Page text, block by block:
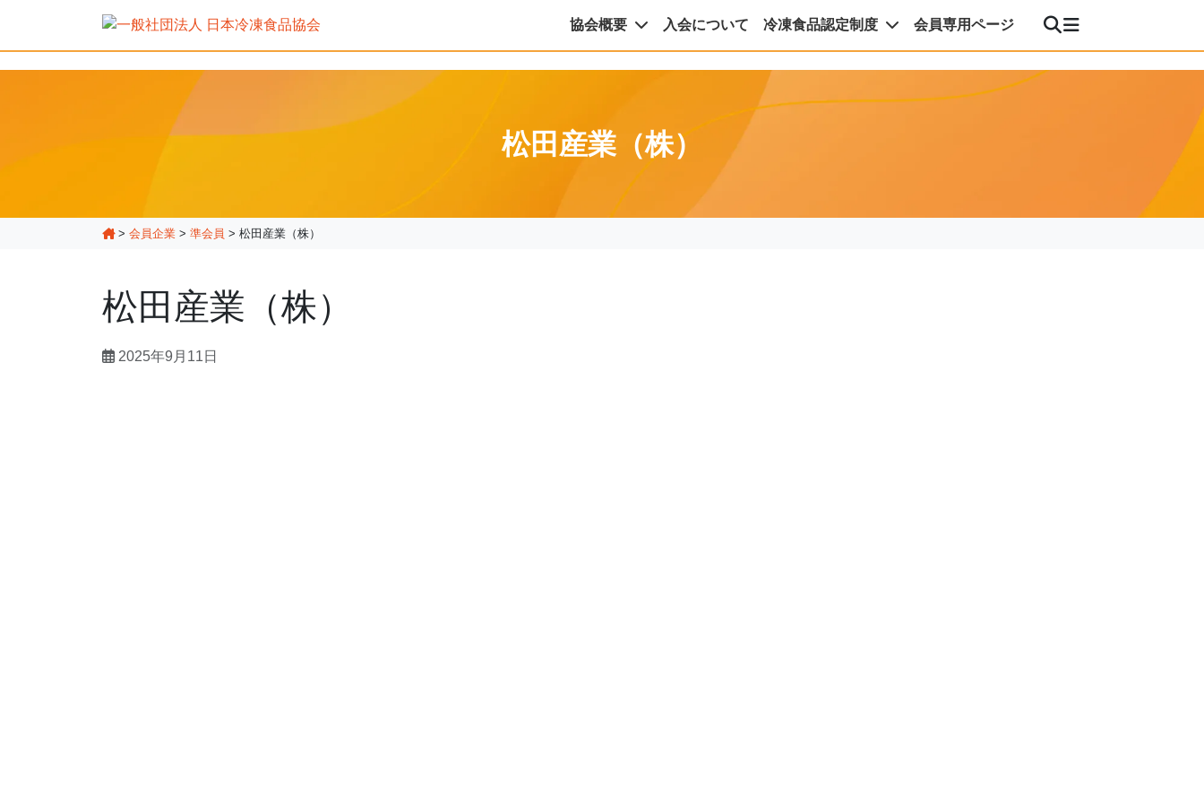
協会概要 入会について 冷凍食品認定制度 会員専用ページ
松田産業（株）
> 会員企業 > 準会員 > 松田産業（株）
松田産業（株）
2025年9月11日